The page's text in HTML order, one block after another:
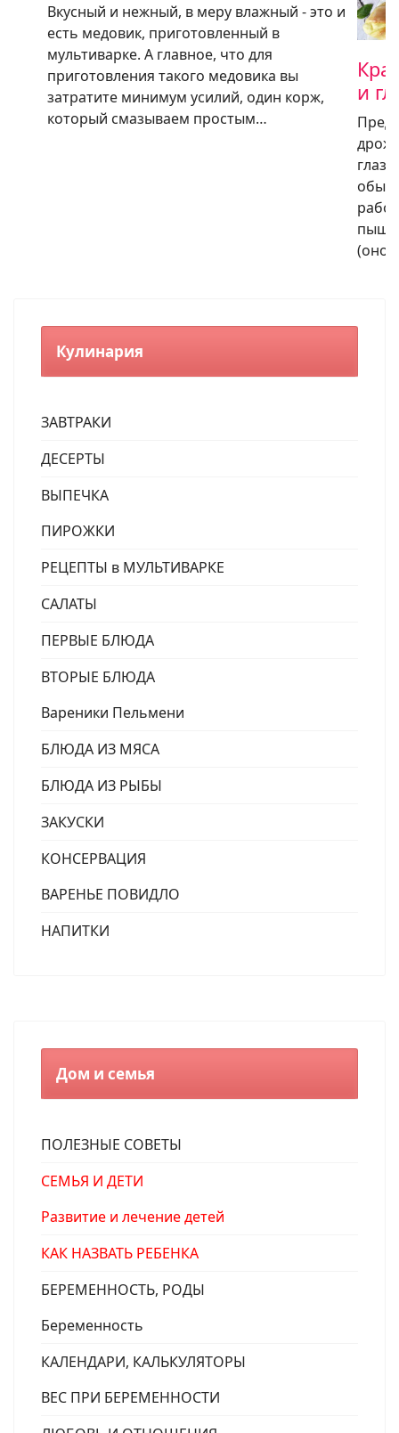
Вкусный и нежный, в меру влажный - это и
есть медовик, приготовленный в
мультиварке. А главное, что для
приготовления такого медовика вы
затратите минимум усилий, один корж,
который смазываем простым…
и
(оно…
Кулинария
ЗАВТРАКИ
ДЕСЕРТЫ
ВЫПЕЧКА
ПИРОЖКИ
РЕЦЕПТЫ в МУЛЬТИВАРКЕ
САЛАТЫ
ПЕРВЫЕ БЛЮДА
ВТОРЫЕ БЛЮДА
Вареники Пельмени
БЛЮДА ИЗ МЯСА
БЛЮДА ИЗ РЫБЫ
ЗАКУСКИ
КОНСЕРВАЦИЯ
ВАРЕНЬЕ ПОВИДЛО
НАПИТКИ
Дом и семья
ПОЛЕЗНЫЕ СОВЕТЫ
СЕМЬЯ И ДЕТИ
Развитие и лечение детей
КАК НАЗВАТЬ РЕБЕНКА
БЕРЕМЕННОСТЬ, РОДЫ
Беременность
КАЛЕНДАРИ, КАЛЬКУЛЯТОРЫ
ВЕС ПРИ БЕРЕМЕННОСТИ